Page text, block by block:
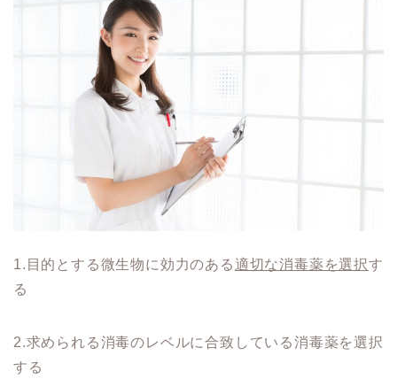
1.目的とする微生物に効力のある適切な消毒薬を選択す
る
2.求められる消毒のレベルに合致している消毒薬を選択
する